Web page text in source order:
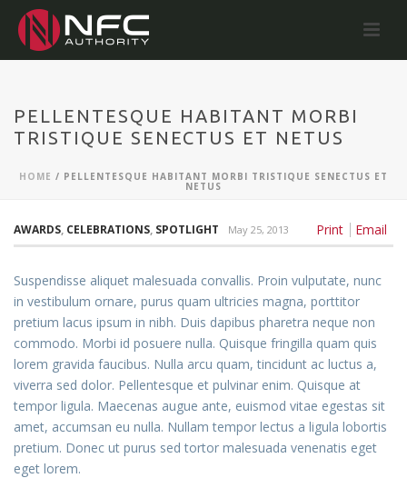
PELLENTESQUE HABITANT MORBI
TRISTIQUE SENECTUS ET NETUS
HOME / PELLENTESQUE HABITANT MORBI TRISTIQUE SENECTUS ET
NETUS
Print Email
AWARDS, CELEBRATIONS, SPOTLIGHT May 25, 2013
Suspendisse aliquet malesuada convallis. Proin vulputate, nunc
in vestibulum ornare, purus quam ultricies magna, porttitor
pretium lacus ipsum in nibh. Duis dapibus pharetra neque non
commodo. Morbi id posuere nulla. Quisque fringilla quam quis
lorem gravida faucibus. Nulla arcu quam, tincidunt ac luctus a,
viverra sed dolor. Pellentesque et pulvinar enim. Quisque at
tempor ligula. Maecenas augue ante, euismod vitae egestas sit
amet, accumsan eu nulla. Nullam tempor lectus a ligula lobortis
pretium. Donec ut purus sed tortor malesuada venenatis eget
eget lorem.